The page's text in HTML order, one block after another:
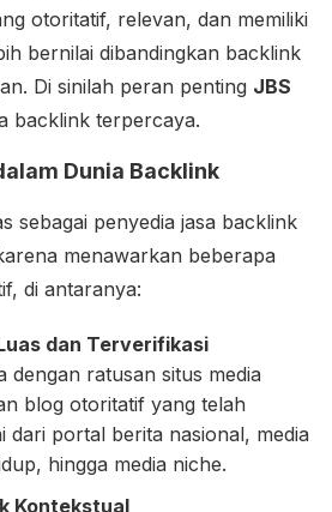
otoritatif, relevan, dan memiliki
bernilai dibandingkan backlink
Di sinilah peran penting JBS
backlink terpercaya.
Dunia Backlink
sebagai penyedia jasa backlink
menawarkan beberapa
di antaranya:
dan Terverifikasi
dengan ratusan situs media
blog otoritatif yang telah
dari portal berita nasional, media
hingga media niche.
Kontekstual